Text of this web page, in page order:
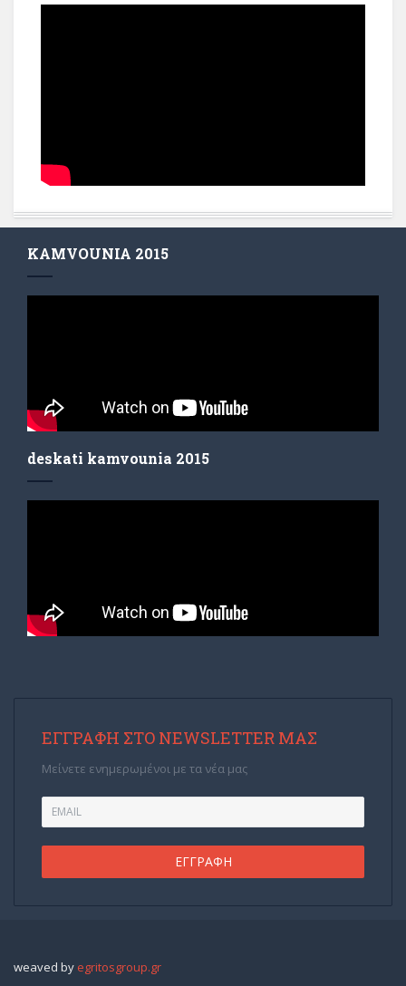
KAMVOUNIA 2015
deskati kamvounia 2015
ΕΓΓΡΑΦΉ ΣΤΟ NEWSLETTER ΜΑΣ
Μείνετε ενημερωμένοι με τα νέα μας
weaved by egritosgroup.gr